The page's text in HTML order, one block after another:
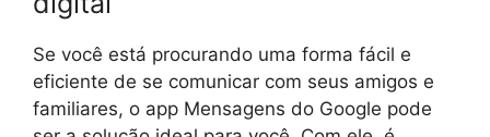
Se você está procurando uma forma fácil e
eficiente de se comunicar com seus amigos e
familiares, o app Mensagens do Google pode